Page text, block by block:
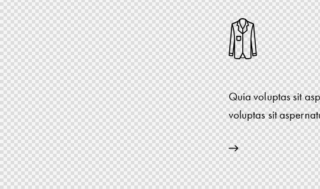
Quia voluptas sit
voluptas sit